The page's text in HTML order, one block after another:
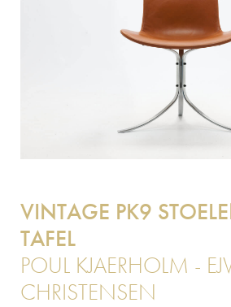
VINTAGE PK9
TAFEL
POUL KJAERHOLM -
CHRISTENSEN